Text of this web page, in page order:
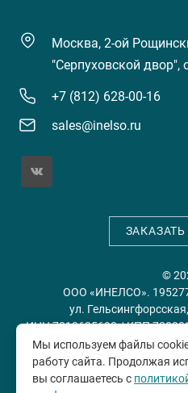
Москва, 2-ой
"Серпуховской двор",
+7 (812) 628-00-16
sales@inelso.ru
©
ООО «ИНЕЛСО».
ул.
ИНН 7813635698 / КПП
Политика
Мы используем файлы
работу сайта. Продолжая
вы соглашаетесь с